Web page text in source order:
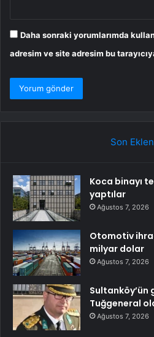
Daha sonraki yorumlarımda
adresim ve site adresim bu
Son
Koca binayı
yaptılar
Ağustos 7, 2026
Otomotiv
milyar dolar
Ağustos 7, 2026
Sultanköy’ün
Tuğgeneral
Ağustos 7, 2026